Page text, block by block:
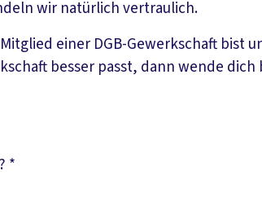
wir natürlich vertraulich.
einer DGB-Gewerkschaft bist
besser passt, dann wende
*